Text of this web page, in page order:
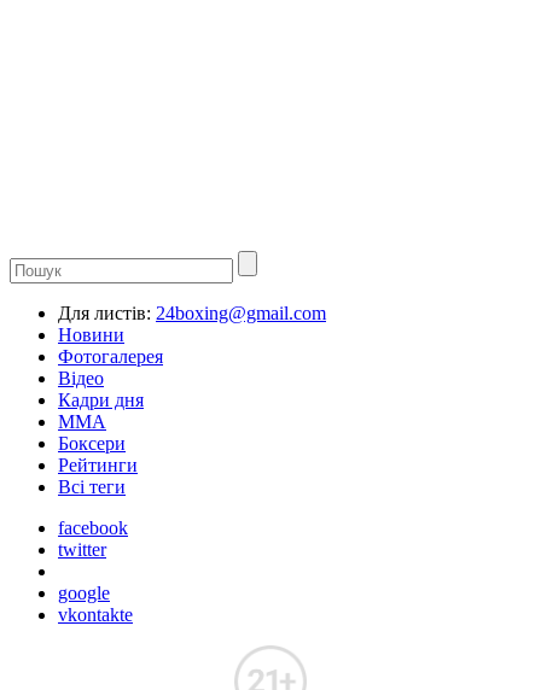
Для листів: 24boxing@gmail.com
Новини
Фотогалерея
Відео
Кадри дня
ММА
Боксери
Рейтинги
Всі теги
facebook
twitter
google
vkontakte